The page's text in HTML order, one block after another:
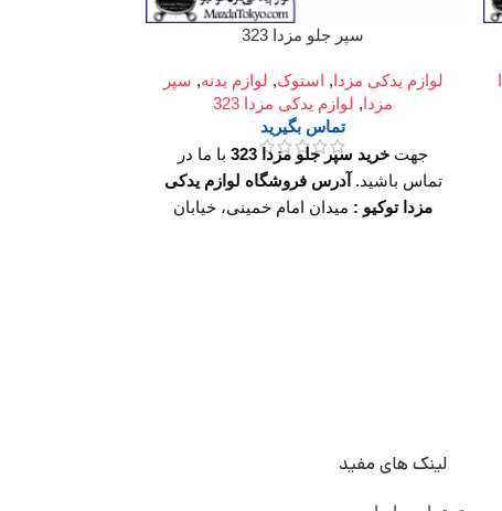
سپر جلو مزدا 323
لوازم یدکی مزدا , استوک, لوازم بدنه, سپر
مزدا , لوازم یدکی مزدا 323
تماس بگیرید
جهت خرید سپر جلو مزدا 323
با ما در
تماس باشید. آدرس فروشگاه لوازم یدکی
مزدا توکیو : میدان امام خمینی، خیابان
02136617441لینک های مفید